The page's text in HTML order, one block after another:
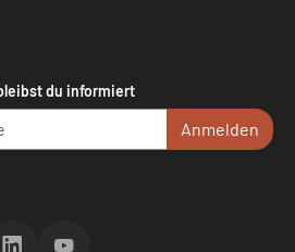
du informiert
Anmelden